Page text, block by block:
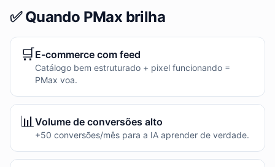
✅ Quando PMax brilha
🛒E-commerce com feed
Catálogo bem estruturado + pixel funcionando =
PMax voa.
📊Volume de conversões alto
+50 conversões/mês para a IA aprender de verdade.